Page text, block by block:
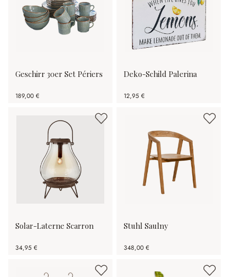
Geschirr 30er Set Périers
189,00 €
Deko-Schild Palerina
12,95 €
Solar-Laterne Scarron
34,95 €
Stuhl Saulny
348,00 €